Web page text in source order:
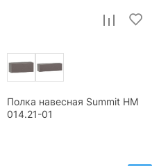
Полка навесная Summit НМ
014.21-01